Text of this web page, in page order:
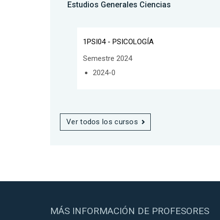
Estudios Generales Ciencias
1PSI04 - PSICOLOGÍA
Semestre 2024
2024-0
Ver todos los cursos
MÁS INFORMACIÓN DE PROFESORES